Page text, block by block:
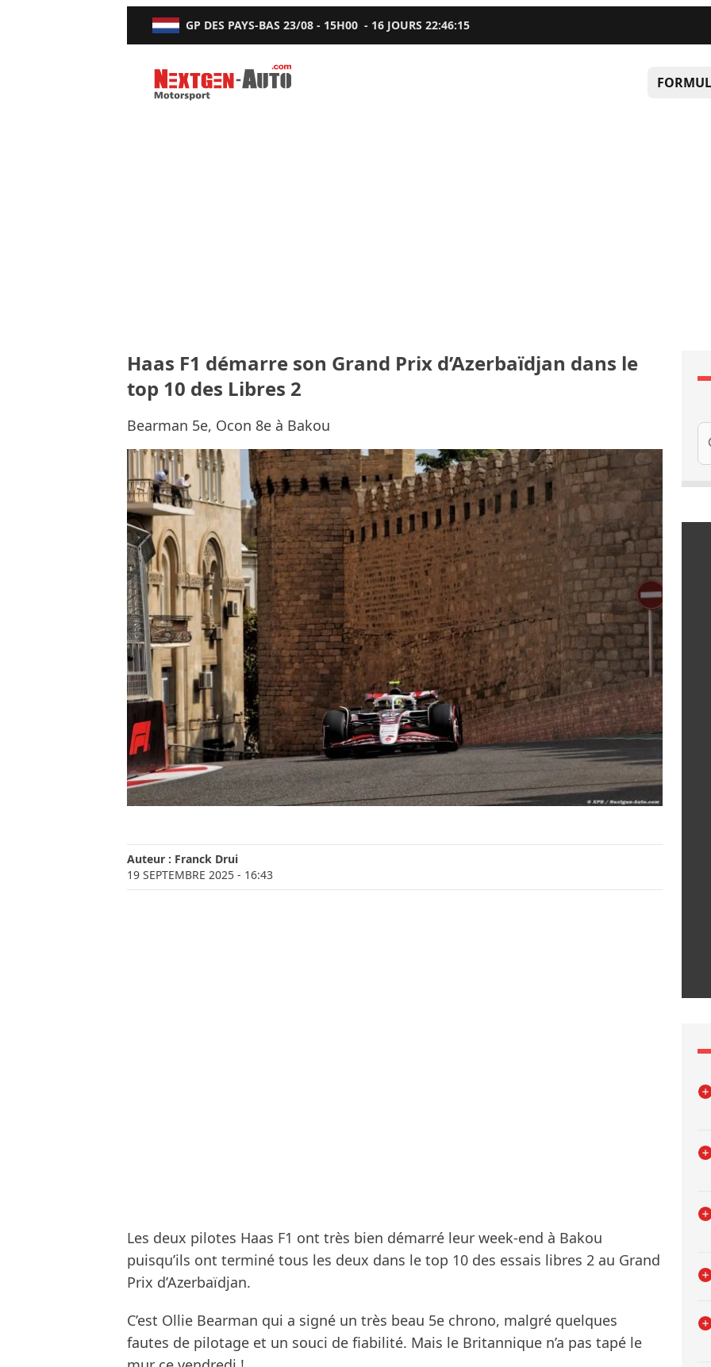
GP DES PAYS-BAS 23/08 - 15H00 - 16 JOURS22:46:14
Nextgen-Auto.com
Haas F1 démarre son Grand Prix d’Azerbaïdjan dans le
top 10 des Libres 2
Bearman 5e, Ocon 8e à Bakou
Auteur : Franck Drui
19 SEPTEMBRE 2025 - 16:43
Les deux pilotes Haas F1 ont très bien démarré leur week-end à Bakou
puisqu’ils ont terminé tous les deux dans le top 10 des essais libres 2 au Grand
Prix d’Azerbaïdjan.
C’est Ollie Bearman qui a signé un très beau 5e chrono, malgré quelques
fautes de pilotage et un souci de fiabilité. Mais le Britannique n’a pas tapé le